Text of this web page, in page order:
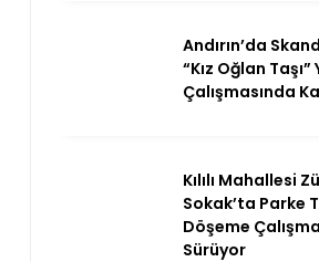
Andırın’da
“Kız Oğlan Taşı”
Çalışmasında
Kılılı Mahallesi
Sokak’ta Parke
Döşeme
Sürüyor